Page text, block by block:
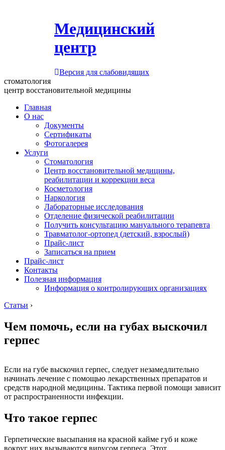
Медицинский
центр
Версия для слабовидящих
стоматология
центр восстановительной медицины
Главная
О нас
Документы
Сертификаты
Фотогалерея
Услуги
Стоматология
Центр восстановительной медицины,
реабилитации и коррекции веса
Косметология
Наркология
Лабораторные исследования
Отделение физической реабилитации
Получить консультацию мануального терапевта
Травматолог-ортопед (детский, взрослый)
Прайс-лист
Записаться на прием
Прайс-лист
Контакты
Полезная информация
Информация о контролирующих организациях
Статьи ›
Чем помочь, если на губах выскочил
герпес
Если на губе выскочил герпес, следует незамедлительно
начинать лечение с помощью лекарственных препаратов и
средств народной медицины. Тактика первой помощи зависит
от распространенности инфекции.
Что такое герпес
Герпетические высыпания на красной кайме губ и коже
вокруг них вызываются вирусом герпеса. Этот